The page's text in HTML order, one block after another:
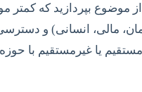
موضوع بپردازید که کمتر
مالی، انسانی) و
یا غیرمستقیم با